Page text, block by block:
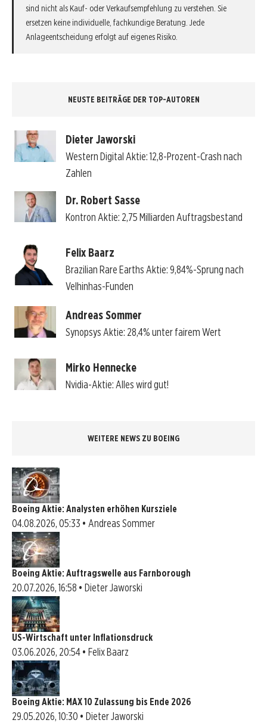
sind nicht als Kauf- oder Verkaufsempfehlung zu verstehen. Sie
ersetzen keine individuelle, fachkundige Beratung. Jede
Anlageentscheidung erfolgt auf eigenes Risiko.
NEUSTE BEITRÄGE DER TOP-AUTOREN
Dieter Jaworski
Western Digital Aktie: 12,8-Prozent-Crash nach
Zahlen
Dr. Robert Sasse
Kontron Aktie: 2,75 Milliarden Auftragsbestand
Felix Baarz
Brazilian Rare Earths Aktie: 9,84%-Sprung nach
Velhinhas-Funden
Andreas Sommer
Synopsys Aktie: 28,4% unter fairem Wert
Mirko Hennecke
Nvidia-Aktie: Alles wird gut!
WEITERE NEWS ZU BOEING
Boeing Aktie: Analysten erhöhen Kursziele
04.08.2026, 05:33 • Andreas Sommer
Boeing Aktie: Auftragswelle aus Farnborough
20.07.2026, 16:58 • Dieter Jaworski
US-Wirtschaft unter Inflationsdruck
03.06.2026, 20:54 • Felix Baarz
Boeing Aktie: MAX 10 Zulassung bis Ende 2026
29.05.2026, 10:30 • Dieter Jaworski